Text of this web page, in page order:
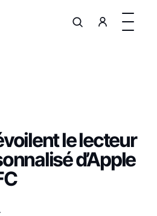
le lecteur
d’Apple